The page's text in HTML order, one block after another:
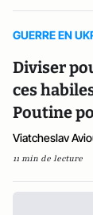
GUERRE EN
Diviser
ces
Poutine
Viatcheslav
11 min de lecture